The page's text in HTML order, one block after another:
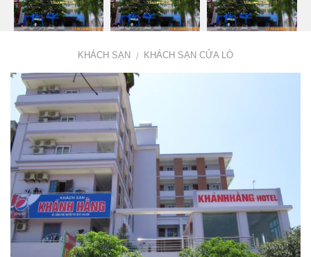
KHÁCH SẠN / KHÁCH SẠN CỬA LÒ